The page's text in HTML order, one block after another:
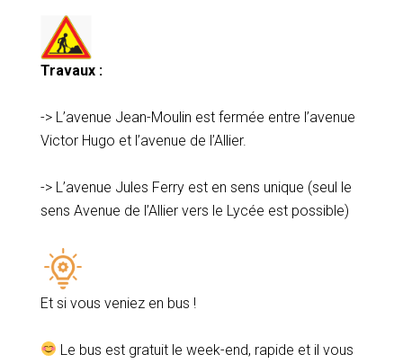
Travaux :
-> L’avenue Jean-Moulin est fermée entre l’avenue
Victor Hugo et l’avenue de l’Allier.
-> L’avenue Jules Ferry est en sens unique (seul le
sens Avenue de l’Allier vers le Lycée est possible)
Et si vous veniez en bus !
Le bus est gratuit le week-end, rapide et il vous